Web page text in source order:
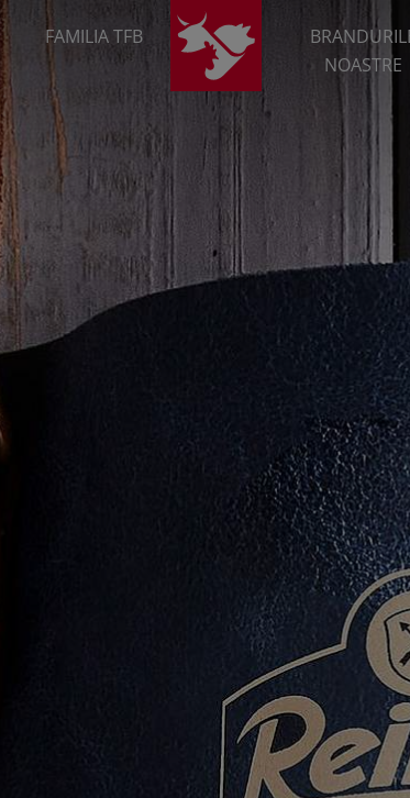
FAMILIA TFB
NOASTRE